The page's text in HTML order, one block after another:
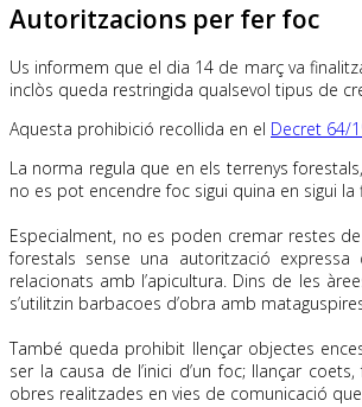
Autoritzacions per fer foc
Us informem que el dia 14 de març va
inclòs queda restringida qualsevol tipus de
Aquesta prohibició recollida en el Decret 64/
La norma regula que en els terrenys
no es pot encendre foc sigui quina en sigui la
Especialment, no es poden cremar restes
forestals sense una autorització expressa
relacionats amb l’apicultura. Dins de les
s’utilitzin barbacoes d’obra amb
També queda prohibit llençar objectes
ser la causa de l’inici d’un foc; llançar
obres realitzades en vies de comunicació